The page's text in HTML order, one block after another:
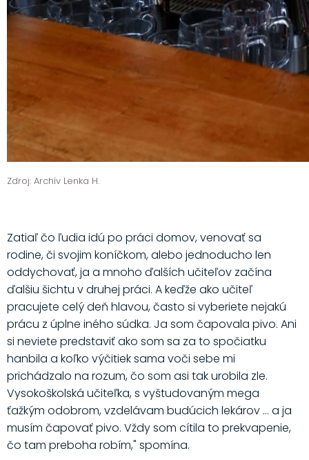
Zdroj: Archív Lenka H.
Zatiaľ čo ľudia idú po práci domov, venovať sa
rodine, či svojim koníčkom, alebo jednoducho len
oddychovať, ja a mnoho ďalších učiteľov začína
ďalšiu šichtu v druhej práci. A keďže ako učiteľ
pracujete celý deň hlavou, často si vyberiete nejakú
prácu z úplne iného súdka. Ja som čapovala pivo. Ani
si neviete predstaviť ako som sa za to spočiatku
hanbila a koľko výčitiek sama voči sebe mi
prichádzalo na rozum, čo som asi tak urobila zle.
Vysokoškolská učiteľka, s vyštudovaným mega
ťažkým odobrom, vzdelávam budúcich lekárov … a ja
musím čapovať pivo. Vždy som cítila to prekvapenie,
čo tam preboha robím," spomína.